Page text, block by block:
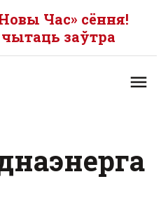
Час» сёння!
заўтра